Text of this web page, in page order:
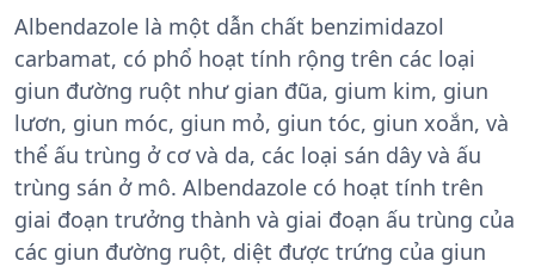
Albendazole là một dẫn chất benzimidazol
carbamat, có phổ hoạt tính rộng trên các loại
giun đường ruột như gian đũa, gium kim, giun
lươn, giun móc, giun mỏ, giun tóc, giun xoắn, và
thể ấu trùng ở cơ và da, các loại sán dây và ấu
trùng sán ở mô. Albendazole có hoạt tính trên
giai đoạn trưởng thành và giai đoạn ấu trùng của
các giun đường ruột, diệt được trứng của giun